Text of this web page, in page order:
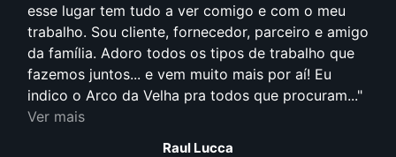
esse lugar tem tudo a ver comigo e com o meu
trabalho. Sou cliente, fornecedor, parceiro e amigo
da família. Adoro todos os tipos de trabalho que
fazemos juntos... e vem muito mais por aí! Eu
indico o Arco da Velha pra todos que procuram...
Ver mais
Raul Lucca